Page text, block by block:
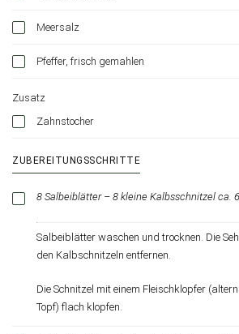
Meersalz
Pfeffer, frisch gemahlen
Zusatz
Zahnstocher
ZUBEREITUNGSSCHRITTE
8 Salbeiblätter – 8 kleine Kalbsschnitzel ca.
Salbeiblätter waschen und trocknen. Die
den Kalbschnitzeln entfernen.
Die Schnitzel mit einem Fleischklopfer
Topf) flach klopfen.